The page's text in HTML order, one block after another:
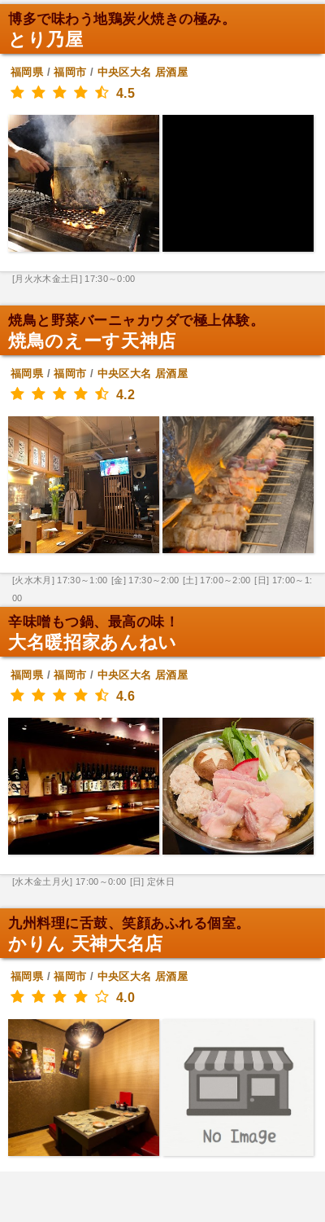
博多で味わう地鶏炭火焼きの極み。
とり乃屋
福岡県/福岡市 / 中央区大名 居酒屋
4.5
[月火水木金土日] 17:30～0:00
焼鳥と野菜バーニャカウダで極上体験。
焼鳥のえーす天神店
福岡県/福岡市 / 中央区大名 居酒屋
4.2
[火水木月] 17:30～1:00 [金] 17:30～2:00 [土] 17:00～2:00 [日] 17:00～1:
00
辛味噌もつ鍋、最高の味！
大名暖招家あんねい
福岡県/福岡市 / 中央区大名 居酒屋
4.6
[水木金土月火] 17:00～0:00 [日] 定休日
九州料理に舌鼓、笑顔あふれる個室。
かりん 天神大名店
福岡県/福岡市 / 中央区大名 居酒屋
4.0